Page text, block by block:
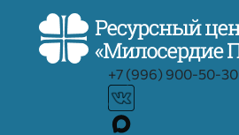
+7 (996) 900-50-30